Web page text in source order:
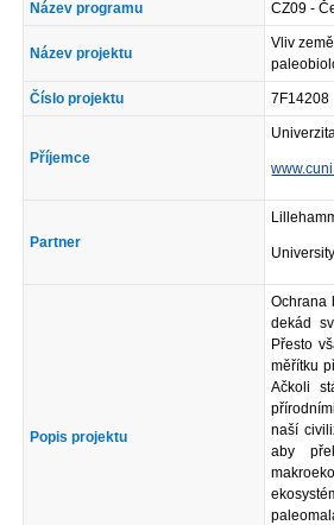
Název programu CZ09 -
Název projektu
Vliv
Číslo projektu 7F14208
Příjemce
Partner
Popis projektu
Ochrana
dekád
Přesto
měřítku
Ačkoli
naší
aby